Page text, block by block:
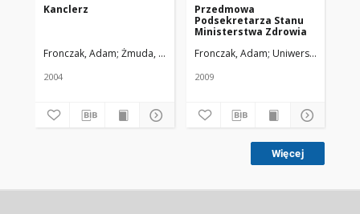
Kanclerz
Fronczak, Adam Żmuda, Ryszard. Red. nacz.
2004
Przedmowa
Podsekretarza Stanu
Ministerstwa Zdrowia
Fronczak, Adam Uniwersytet
2009
Więcej